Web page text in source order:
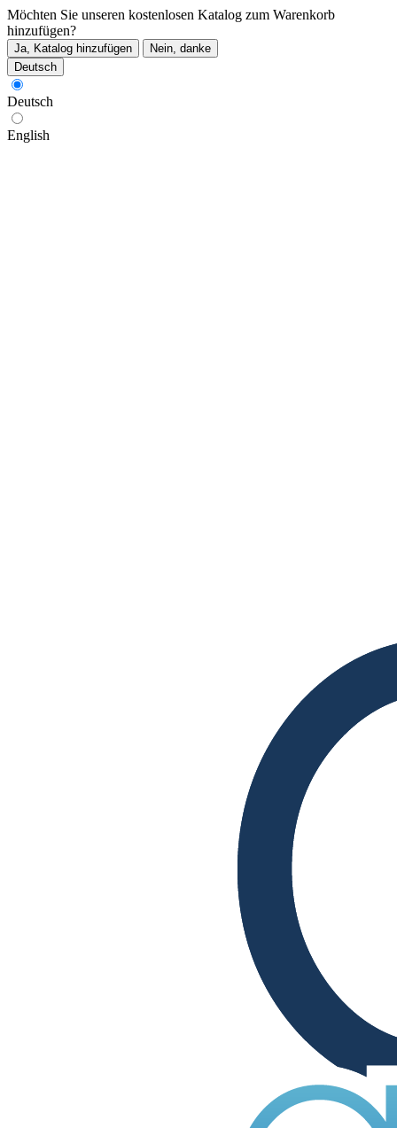
Möchten Sie unseren kostenlosen Katalog zum Warenkorb
hinzufügen?
Ja, Katalog hinzufügen
Nein, danke
Deutsch
Deutsch
English